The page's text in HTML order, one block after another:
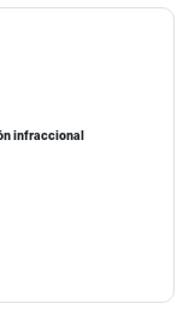
infraccional